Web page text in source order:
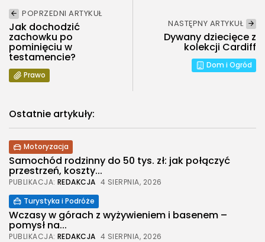
POPRZEDNI ARTYKUŁ
Jak dochodzić
zachowku po
pominięciu w
testamencie?
Prawo
NASTĘPNY ARTYKUŁ
Dywany dziecięce z
kolekcji Cardiff
Dom i Ogród
Ostatnie artykuły:
Motoryzacja
Samochód rodzinny do 50 tys. zł: jak połączyć
przestrzeń, koszty...
PUBLIKACJA: REDAKCJA 4 SIERPNIA, 2026
Turystyka i Podróże
Wczasy w górach z wyżywieniem i basenem –
pomysł na...
PUBLIKACJA: REDAKCJA 4 SIERPNIA, 2026